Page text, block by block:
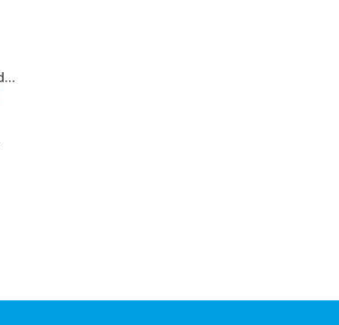
Nominierung unseres OB-Kandidaten